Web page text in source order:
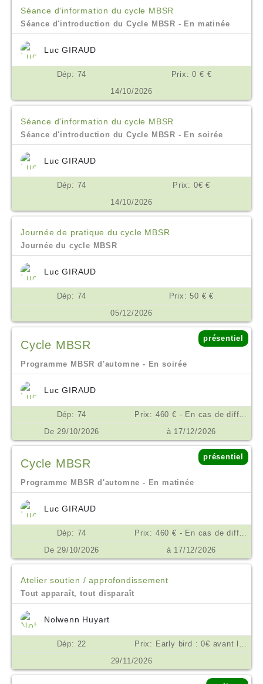
Séance d'information du cycle MBSR
Séance d'introduction du Cycle MBSR - En matinée
Luc GIRAUD
Dép: 74
Prix: 0 € €
14/10/2026
Séance d'information du cycle MBSR
Séance d'introduction du Cycle MBSR - En soirée
Luc GIRAUD
Dép: 74
Prix: 0€ €
14/10/2026
Journée de pratique du cycle MBSR
Journée du cycle MBSR
Luc GIRAUD
Dép: 74
Prix: 50 € €
05/12/2026
Cycle MBSR
présentiel
Programme MBSR d'automne - En soirée
Luc GIRAUD
Dép: 74
Prix: 460 € - En cas de difficulté financière, nous consulter. €
De 29/10/2026
à 17/12/2026
Cycle MBSR
présentiel
Programme MBSR d'automne - En matinée
Luc GIRAUD
Dép: 74
Prix: 460 € - En cas de difficulté financière, nous consulter. €
De 29/10/2026
à 17/12/2026
Atelier soutien / approfondissement
Tout apparaît, tout disparaît
Nolwenn Huyart
Dép: 22
Prix: Early bird : 0€ avant le 15/09/26 10€ à partir du 16/09/26, payables à l’inscription rémunération de l’enseignante : sur la base d’une participation consciente. Pour vous donner un repère, elle pourrait se situer à partir de 50€. Votre inscription confirmée, vous recevrez les coordonnées bancaires de Nolwenn Huyart pour lui verser votre contribution €
29/11/2026